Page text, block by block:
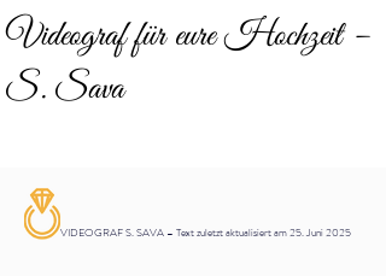
Videograf für eure Hochzeit –
S. Sava
VIDEOGRAF S. SAVA – Text zuletzt aktualisiert am 25. Juni 2025